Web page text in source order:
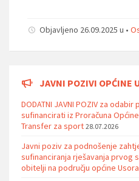
Objavljeno 26.09.2025 u •
JAVNI POZIVI OPĆINE
DODATNI JAVNI POZIV za
sufinancirati iz Proračuna
Transfer za sport 28.07.2026
Javni poziv za podnošenje
sufinanciranja rješavanja prvog
obitelji na području općine